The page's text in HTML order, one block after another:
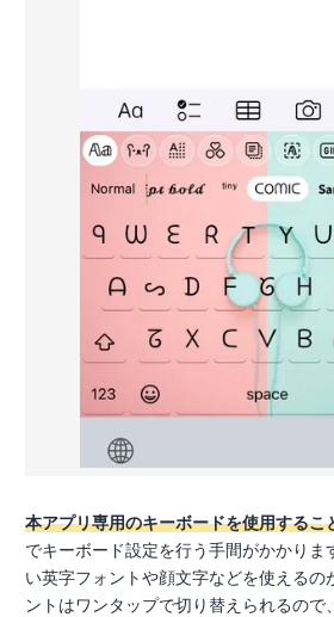
本アプリ専用のキーボードを使用するこ
でキーボード設定を行う手間がかかりま
い英字フォントや顔文字などを使えるの
ントはワンタップで切り替えられるので